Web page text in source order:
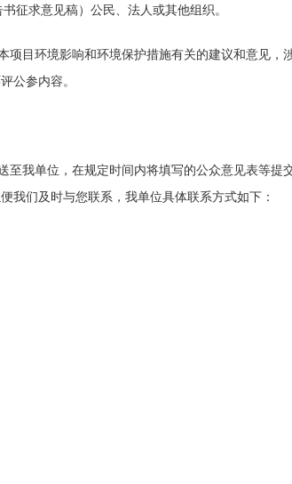
征求意见稿）公民、法人或其他组织。
目环境影响和环境保护措施有关的建议和意见，
公参内容。
至我单位，在规定时间内将填写的公众意见表等提
我们及时与您联系，我单位具体联系方式如下：